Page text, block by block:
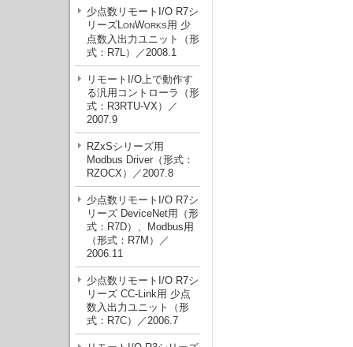
少点数リモートI/O R7シ
リーズLONWORKS用 少
点数入出力ユニット（形
式：R7L）／2008.1
リモートI/O上で動作す
る汎用コントローラ（形
式：R3RTU-VX）／
2007.9
RZxSシリーズ用
Modbus Driver（形式：
RZOCX）／2007.8
少点数リモートI/O R7シ
リーズ DeviceNet用（形
式：R7D）、Modbus用
（形式：R7M）／
2006.11
少点数リモートI/O R7シ
リーズ CC-Link用 少点
数入出力ユニット（形
式：R7C）／2006.7